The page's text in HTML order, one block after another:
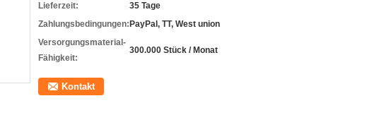
Lieferzeit:
35 Tage
Zahlungsbedingungen: PayPal, TT, West union
Versorgungsmaterial-
Fähigkeit:
300.000 Stück / Monat
Kontakt